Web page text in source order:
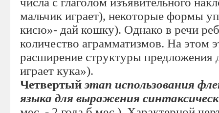
мальчик играет), некоторые формы
кисю»- дай кошку). Однако в речи
количество аграмматизмов. На этом
расширение структуры предложения
играет кука»).
Четвертый этап использования
языка для выражения